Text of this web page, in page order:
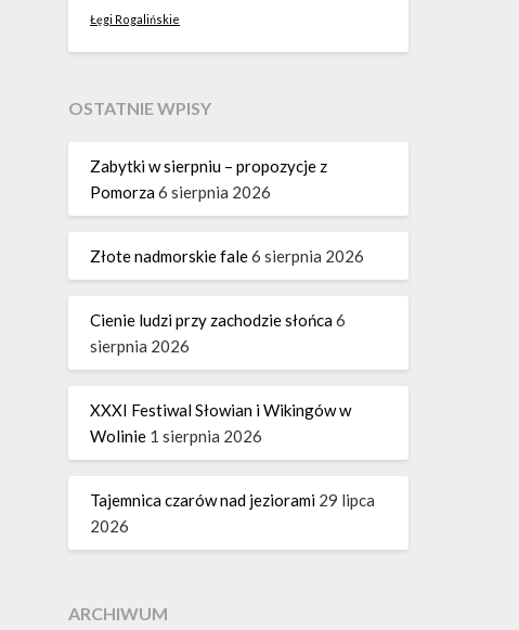
Łęgi Rogalińskie
OSTATNIE WPISY
Zabytki w sierpniu – propozycje z
Pomorza6 sierpnia 2026
Złote nadmorskie fale6 sierpnia 2026
Cienie ludzi przy zachodzie słońca6
sierpnia 2026
XXXI Festiwal Słowian i Wikingów w
Wolinie 1 sierpnia 2026
Tajemnica czarów nad jeziorami 29 lipca
2026
ARCHIWUM